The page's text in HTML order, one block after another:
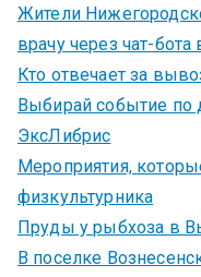
Жители
врачу через чат-бота
Кто отвечает за
Выбирай событие по
ЭксЛибрис
Мероприятия,
физкультурника
Пруды у рыбхоза в
В поселке